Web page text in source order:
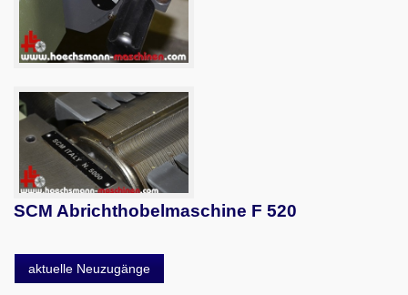
SCM Abrichthobelmaschine F 520
aktuelle Neuzugänge